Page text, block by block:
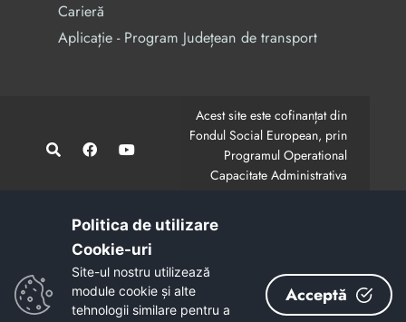
Carieră
Aplicație - Program Județean de transport
Acest site este cofinanțat din
Fondul Social European, prin
Programul Operational
Capacitate Administrativa
CodMySmis/Sipoca: 128880/652;
Conținutul acestui site web nu reprezintă în mod
obligatoriu poziția oficială a Uniunii Europene.
Întreaga responsabilitate asupra corectitudinii și
coerenței informațiilor prezentate revine inițiatorilor site-
Politica de utilizare
Cookie-uri‎
Site-ul nostru utilizează
module cookie și alte
tehnologii similare pentru a
Acceptă